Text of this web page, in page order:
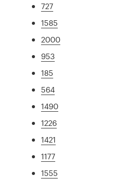
727
1585
2000
953
185
564
1490
1226
1421
1177
1555